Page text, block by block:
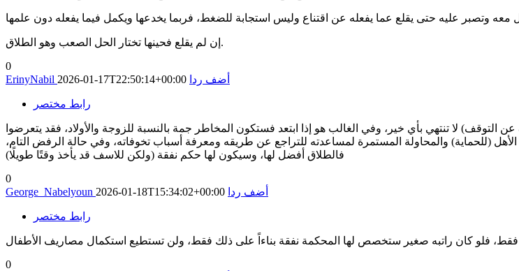
إن لم يقلع فحينها تختار الحل الصعب وهو الطلاق.
0
ErinyNabil 2026-01-17T22:50:14+00:00 أضف ردا
رابط مختصر
التوقف) لا تنتهي بأي خير، وفي الغالب هو إذا ابتعد فستكون المخاطر جمة بالنسبة للزوجة والأولاد، فقد يتعرضوا
(للحماية) والمحاولة المستمرة لمساعدته للتراجع عن طريقه ومعرفة أسباب تخوفاته، وفي حالة الرفض التام،
فالطلاق أفضل لها، وسيكون لها حكم نفقة (ولكن للاسف قد يأخذ وقتًا طويلًا)
0
George_Nabelyoun 2026-01-18T15:34:02+00:00 أضف ردا
رابط مختصر
0